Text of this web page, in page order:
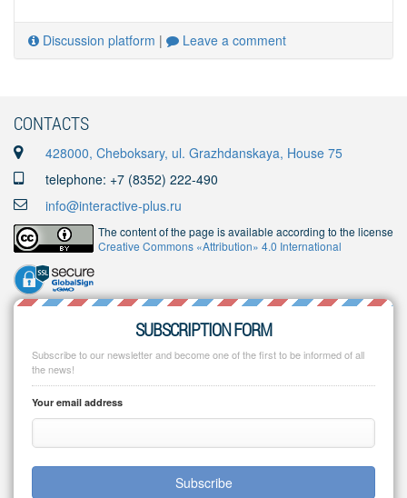
Discussion platform | Leave a comment
CONTACTS
428000, Cheboksary, ul. Grazhdanskaya, House 75
telephone: +7 (8352) 222-490
info@interactive-plus.ru
The content of the page is available according to the license
Creative Commons «Attribution» 4.0 International
SUBSCRIPTION FORM
Subscribe to our newsletter and become one of the first to be informed of all
the news!
Your email address
Subscribe